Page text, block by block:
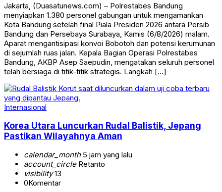
Jakarta, (Duasatunews.com) – Polrestabes Bandung
menyiapkan 1.380 personel gabungan untuk mengamankan
Kota Bandung setelah final Piala Presiden 2026 antara Persib
Bandung dan Persebaya Surabaya, Kamis (6/8/2026) malam.
Aparat mengantisipasi konvoi Bobotoh dan potensi kerumunan
di sejumlah ruas jalan. Kepala Bagian Operasi Polrestabes
Bandung, AKBP Asep Saepudin, mengatakan seluruh personel
telah bersiaga di titik-titik strategis. Langkah […]
Internasional
Korea Utara Luncurkan Rudal Balistik, Jepang
Pastikan Wilayahnya Aman
calendar_month5 jam yang lalu
account_circleRetanto
visibility13
0Komentar